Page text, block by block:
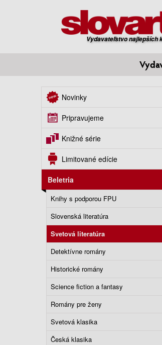
Vydavateľstvo najlepších
Novinky
Pripravujeme
Knižné série
Limitované edície
Beletria
Knihy s podporou FPU
Slovenská literatúra
Svetová literatúra
Detektívne romány
Historické romány
Science fiction a fantasy
Romány pre ženy
Svetová klasika
Česká klasika